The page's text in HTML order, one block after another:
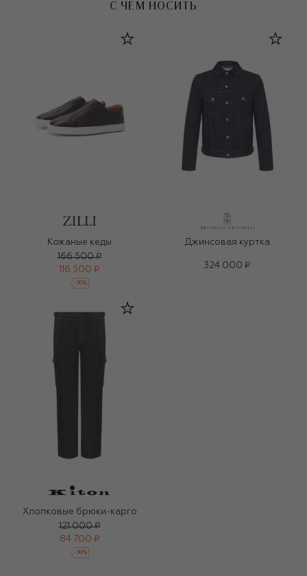
С ЧЕМ НОСИТЬ
Кожаные кеды
166 500 ₽
116 500 ₽
-30%
Джинсовая куртка
324 000 ₽
Хлопковые брюки-карго
121 000 ₽
84 700 ₽
-30%